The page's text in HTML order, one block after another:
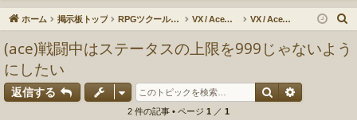
ッ
ン
ー
ム
イ ザ
登
ホーム 掲示板トップ RPGツクールVX / VXAce / XP / 2000 VX / Ace：素材のリクエスト VX / Ace：スクリプト素材のリクエスト
(ace)戦闘中はステータスの上限を999じゃないよう
にしたい
返信する 検索
2 件の記事 • ページ 1 ／ 1